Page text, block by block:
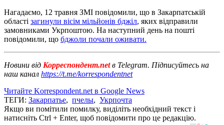
Нагадаємо, 12 травня ЗМІ повідомили, що в Закарпатській
області загинули вісім мільйонів бджіл, яких відправили
замовниками Укрпоштою. На наступний день на пошті
повідомили, що бджоли почали оживати.
Новини від Корреспондент.netв Telegram. Підписуйтесь на
наш канал https://t.me/korrespondentnet
Читайте Korrespondent.net в Google News
ТЕГИ: Закарпатье, пчелы, Укрпочта
Якщо ви помітили помилку, виділіть необхідний текст і
натисніть Ctrl + Enter, щоб повідомити про це редакцію.